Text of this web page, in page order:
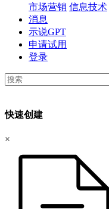
市场营销 信息技术
消息
示说GPT
申请试用
登录
快速创建
×